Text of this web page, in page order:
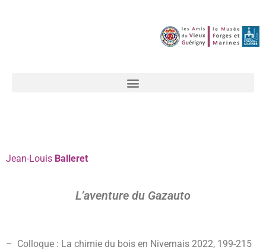
Jean-Louis Balleret
L’aventure du Gazauto
– Colloque : La chimie du bois en Nivernais 2022, 199-215